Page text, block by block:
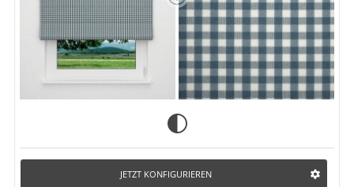
JETZT KONFIGURIEREN